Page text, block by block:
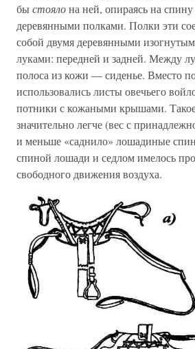
быстоялона ней, опираясь на
деревянными полками. Полки эти
собой двумя деревянными
луками: передней и задней. Между
полоса из кожи — сиденье. Вместо
использовались листы овечьего
потники с кожаными крышами.
значительно легче (вес с
и меньше «саднило» лошадиные
спиной лошади и седлом имелось
свободного движения воздуха.